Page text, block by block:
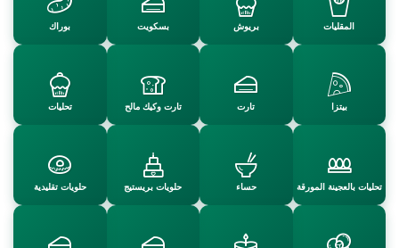
وصفات بالأ…
الوصفات
من نحن
اتصل بنا
المقليات بريوش بسكويت بوراك
بيتزا تارت تارت وكيك مالح تحليات
تحليات بالعجينة المورقة حساء حلويات بريستيج حلويات تقليدية